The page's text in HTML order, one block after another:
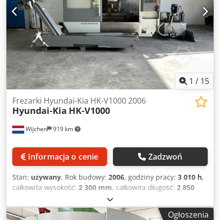
mm Uchwyt narzędziowy: BT - 50 Magazyn narzędzi: 60 szt.
Prędkość obrotowa wrzeciona: 6000 obr./min Długość
maszyny: 7000 mm Szerokość maszyny: 3500 mm Waga
maszyny ok.: 20,1 t Dodatkowe informacje: - Wyposażona w
chłodzenie przez wrzeciono (IKZ) oraz transporter wiórów -
Stół obrotowy NC 360.000 * 0,001° Maszynę można
obejrzeć pod napięciem po uzgodnieniu.
1 / 15
Wijchen 919 km
Frezarki Hyundai-Kia HK-V1000 2006
Hyundai-Kia HK-V1000
Informacja o cenie Zadzwoń
Stan: używany, Rok budowy: 2006, godziny pracy: 3 010 h,
całkowita wysokość: 2 300 mm, całkowita długość: 2 850
2 150 mm
kg Cena: na zapytanie - Rok produkcji: 2006 - Dostępna
Ogłoszenia